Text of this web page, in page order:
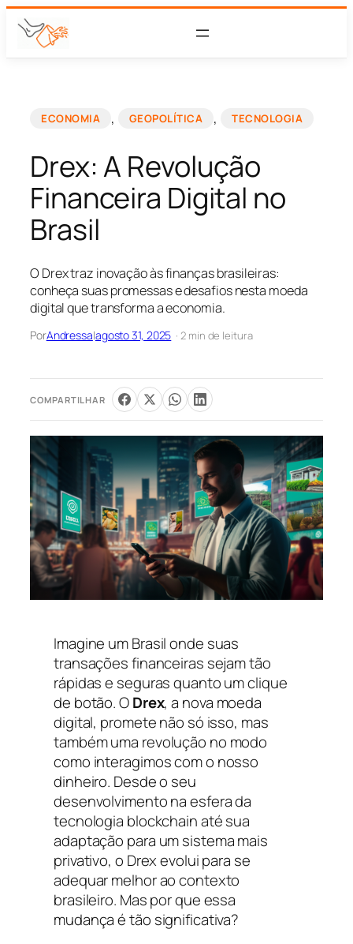
ECONOMIA , GEOPOLÍTICA , TECNOLOGIA
Drex: A Revolução
Financeira Digital no
Brasil
O Drex traz inovação às finanças brasileiras:
conheça suas promessas e desafios nesta moeda
digital que transforma a economia.
PorAndressa|agosto 31, 2025 · 2 min de leitura
COMPARTILHAR
Imagine um Brasil onde suas
transações financeiras sejam tão
rápidas e seguras quanto um clique
de botão. ODrex, a nova moeda
digital, promete não só isso, mas
também uma revolução no modo
como interagimos com o nosso
dinheiro. Desde o seu
desenvolvimento na esfera da
tecnologia blockchain até sua
adaptação para um sistema mais
privativo, o Drex evolui para se
adequar melhor ao contexto
brasileiro. Mas por que essa
mudança é tão significativa?